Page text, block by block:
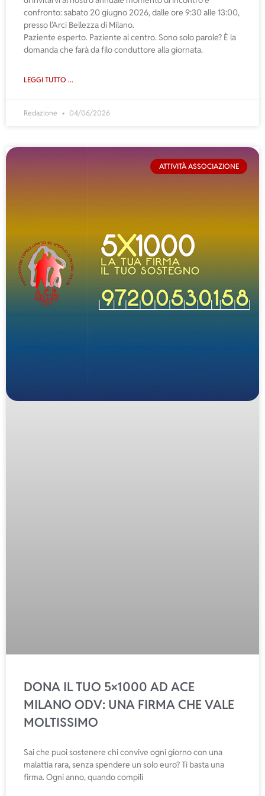
confronto: sabato 20 giugno 2026, dalle ore 9:30 alle 13:00,
presso l’Arci Bellezza di Milano.
Paziente esperto. Paziente al centro. Sono solo parole? È la
domanda che farà da filo conduttore alla giornata.
LEGGI TUTTO ...
Redazione 04/06/2026
ATTIVITÀ ASSOCIAZIONE
DONA IL TUO 5×1000 AD ACE
MILANO ODV: UNA FIRMA CHE VALE
MOLTISSIMO
Sai che puoi sostenere chi convive ogni giorno con una
malattia rara, senza spendere un solo euro? Ti basta una
firma. Ogni anno, quando compili